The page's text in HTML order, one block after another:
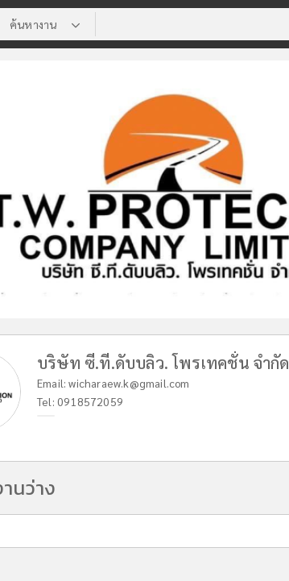
ค้นหางาน
บริษัท ซี.ที.ดับบลิว. โพรเทคชั่น จำกัด
Email:wicharaew.k@gmail.com
Tel: 0918572059
นว่าง